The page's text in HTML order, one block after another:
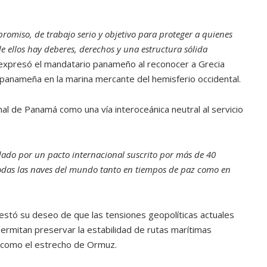
de trabajo serio y objetivo para proteger a quienes
hay deberes, derechos y una estructura sólida
el mandatario panameño al reconocer a Grecia
en la marina mercante del hemisferio occidental.
de Panamá como una vía interoceánica neutral al servicio
por un pacto internacional suscrito por más de 40
las naves del mundo tanto en tiempos de paz como en
su deseo de que las tensiones geopolíticas actuales
preservar la estabilidad de rutas marítimas
el estrecho de Ormuz.